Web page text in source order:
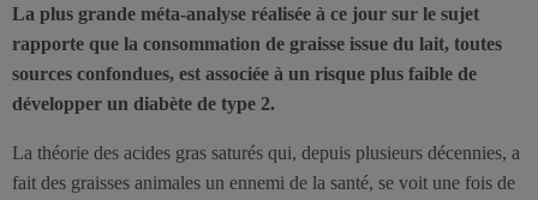
La plus grande méta-analyse réalisée à ce jour sur le sujet
rapporte que la consommation de graisse issue du lait, toutes
sources confondues, est associée à un risque plus faible de
développer un diabète de type 2.
La théorie des acides gras saturés qui, depuis plusieurs décennies, a
fait des graisses animales un ennemi de la santé, se voit une fois de